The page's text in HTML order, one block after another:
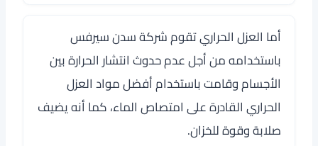
أما العزل الحراري تقومشركة سدن سيرفس
باستخدامه من أجل عدم حدوث انتشار الحرارة بين
الأجسام وقامت باستخدام أفضل مواد العزل
الحراري القادرة على امتصاص الماء، كما أنه يضيف
صلابة وقوة للخزان.